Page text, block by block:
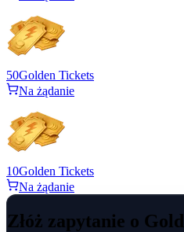
50Golden Tickets
Na żądanie
10Golden Tickets
Na żądanie
Złóż zapytanie o Gold